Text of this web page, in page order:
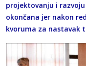
projektovanju i
okončana jer nakon
kvoruma za nastavak